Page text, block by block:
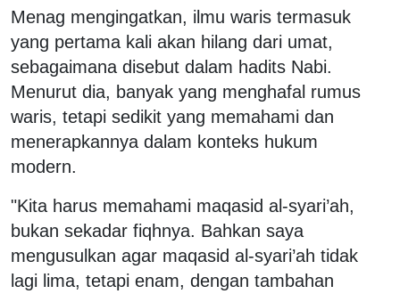
Menag mengingatkan, ilmu waris termasuk
yang pertama kali akan hilang dari umat,
sebagaimana disebut dalam hadits Nabi.
Menurut dia, banyak yang menghafal rumus
waris, tetapi sedikit yang memahami dan
menerapkannya dalam konteks hukum
modern.
"Kita harus memahami maqasid al-syari’ah,
bukan sekadar fiqhnya. Bahkan saya
mengusulkan agar maqasid al-syari’ah tidak
lagi lima, tetapi enam, dengan tambahan